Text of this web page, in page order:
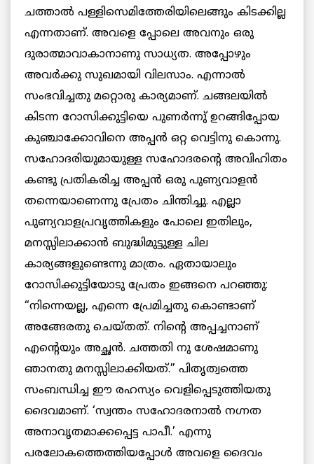
ചത്താല്‍ പള്ളിസെമിത്തേരിയിലെങ്ങും കിടക്കില്ല
എന്നതാണ്. അവളെ പ്പോലെ അവനും ഒരു
ദുരാത്മാവാകാനാണു സാധ്യത. അപ്പോഴും
അവര്‍ക്കു സുഖമായി വിലസാം. എന്നാല്‍
സംഭവിച്ചതു മറ്റൊരു കാര്യമാണ്. ചങ്ങലയില്‍
കിടന്ന റോസിക്കുട്ടിയെ പുണര്‍ന്നു് ഉറങ്ങിപ്പോയ
കുഞ്ചാക്കോവിനെ അപ്പന്‍ ഒറ്റ വെട്ടിനു കൊന്നു.
സഹോദരിയുമായുള്ള സഹോദരന്‍റെ അവിഹിതം
കണ്ടു പ്രതികരിച്ച അപ്പന്‍ ഒരു പുണ്യവാളന്‍
തന്നെയാണെന്നു പ്രേതം ചിന്തിച്ചു. എല്ലാ
പുണ്യവാളപ്രവൃത്തികളും പോലെ ഇതിലും,
മനസ്സിലാക്കാന്‍ ബുദ്ധിമുട്ടുള്ള ചില
കാര്യങ്ങളുണ്ടെന്നു മാത്രം. ഏതായാലും
റോസിക്കുട്ടിയോടു പ്രേതം ഇങ്ങനെ പറഞ്ഞു:
“നിന്നെയല്ല, എന്നെ പ്രേമിച്ചതു കൊണ്ടാണ്
അങ്ങേരതു ചെയ്തത്. നിന്‍റെ അപ്പച്ചനാണ്
എന്‍റെയും അച്ഛന്‍. ചത്തതി നു ശേഷമാണു
ഞാനതു മനസ്സിലാക്കിയത്.” പിതൃത്വത്തെ
സംബന്ധിച്ച ഈ രഹസ്യം വെളിപ്പെടുത്തിയതു
ദൈവമാണ്. ‘സ്വന്തം സഹോദരനാല്‍ നഗ്നത
അനാവൃതമാക്കപ്പെട്ട പാപീ.’ എന്നു
പരലോകത്തെത്തിയപ്പോള്‍ അവളെ ദൈവം